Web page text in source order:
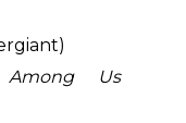
Among Us